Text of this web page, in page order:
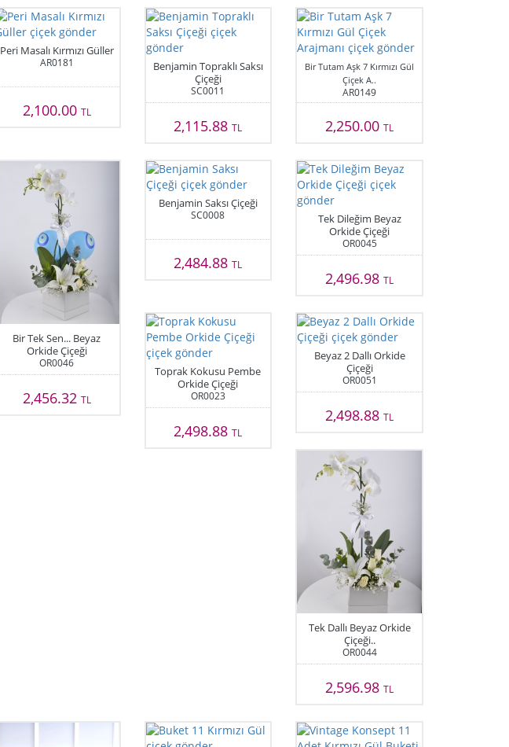
Peri Masalı Kırmızı Güller
AR0181
2,100.00 TL
Benjamin Topraklı Saksı
Çiçeği
SC0011
2,115.88TL
Bir Tutam Aşk 7 Kırmızı Gül
Çiçek A..
AR0149
2,250.00TL
Bir Tek Sen... Beyaz
Orkide Çiçeği
OR0046
2,456.32 TL
Benjamin Saksı Çiçeği
SC0008
2,484.88TL
Tek Dileğim Beyaz
Orkide Çiçeği
OR0045
2,496.98TL
Toprak Kokusu Pembe
Orkide Çiçeği
OR0023
2,498.88TL
Beyaz 2 Dallı Orkide
Çiçeği
OR0051
2,498.88TL
Tek Dallı Beyaz Orkide
Çiçeği..
OR0044
2,596.98TL